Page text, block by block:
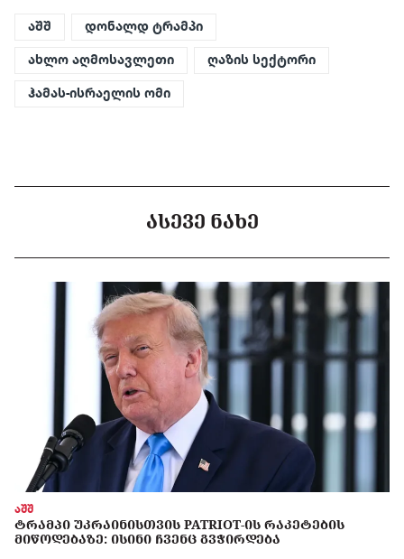
აშშ დონალდ ტრამპი
ახლო აღმოსავლეთი ღაზის სექტორი
ჰამას-ისრაელის ომი
ᲐᲡᲔᲕᲔ ᲜᲐᲮᲔ
აშშ
ᲢᲠᲐᲛᲞᲘ ᲣᲙᲠᲐᲘᲜᲘᲡᲗᲕᲘᲡ PATRIOT-ᲘᲡ ᲠᲐᲙᲔᲢᲔᲑᲘᲡ
ᲛᲘᲬᲝᲓᲔᲑᲐᲖᲔ: ᲘᲡᲘᲜᲘ ᲩᲕᲔᲜᲪ ᲒᲕᲭᲘᲠᲓᲔᲑᲐ